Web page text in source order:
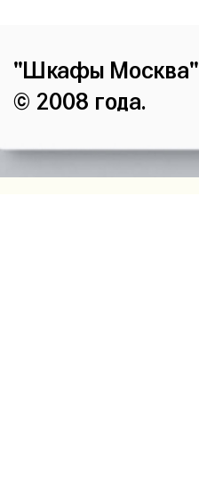
"Шкафы Москва"
© 2008 года.